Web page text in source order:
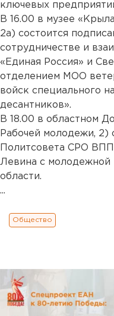
ключевых
В 16.00 в музее
2а) состоится
сотрудничестве и
«Единая Россия» и
отделением МОО
войск специального
десантников».
В 18.00 в областном
Рабочей молодежи, 2)
Политсовета СРО
Левина с молодежной
области.
...
Общество